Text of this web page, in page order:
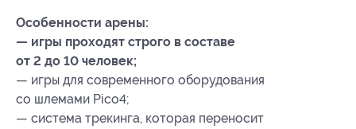
Особенности арены:
— игры проходят строго в составе
от 2 до 10 человек;
— игры для современного оборудования
со шлемами Pico4;
— система трекинга, которая переносит